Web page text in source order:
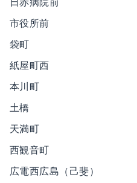
日赤病院前
市役所前
袋町
紙屋町西
本川町
土橋
天満町
西観音町
広電西広島（己斐）